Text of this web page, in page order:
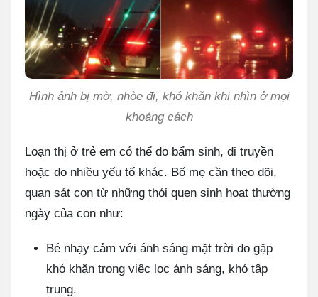
Hình ảnh bị mờ, nhòe đi, khó khăn khi nhìn ở mọi
khoảng cách
Loạn thị ở trẻ em có thể do bẩm sinh, di truyền
hoặc do nhiều yếu tố khác. Bố mẹ cần theo dõi,
quan sát con từ những thói quen sinh hoạt thường
ngày của con như:
Bé nhạy cảm với ánh sáng mặt trời do gặp
khó khăn trong việc lọc ánh sáng, khó tập
trung.